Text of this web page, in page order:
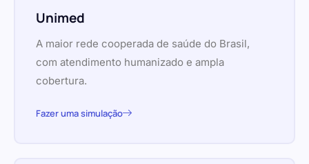
Unimed
A maior rede cooperada de saúde do Brasil,
com atendimento humanizado e ampla
cobertura.
Fazer uma simulação